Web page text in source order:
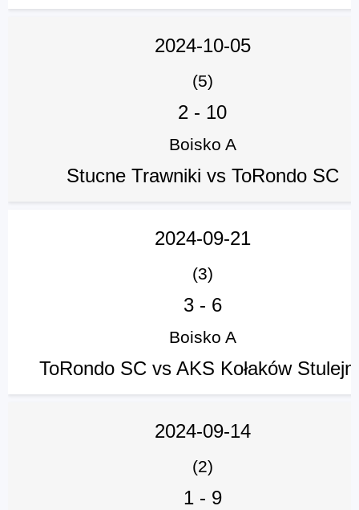
2024-10-05
(5)
2 - 10
Boisko A
Stucne Trawniki vs ToRondo SC
2024-09-21
(3)
3- 6
Boisko A
ToRondo SC vs AKS Kołaków
2024-09-14
(2)
1- 9